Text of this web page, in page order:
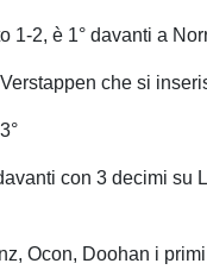
1-2, è 1° davanti a
che si
con 3 decimi su
Ocon, Doohan i